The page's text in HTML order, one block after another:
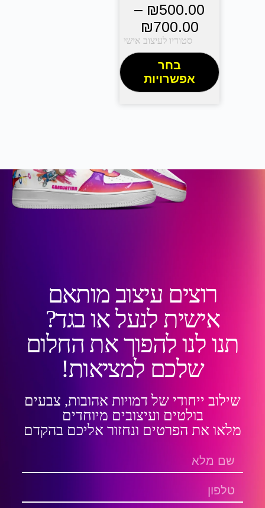
₪500.00
–
₪700.00
סטודיו לעיצוב אישי
בחר
אפשרויות
רוצים עיצוב מותאם
אישית לנעל או בגד?
תנו לנו להפוך את החלום
שלכם למציאות!
שילוב ייחודי של דמויות אהובות, צבעים
בולטים ועיצובים מיוחדים
מלאו את הפרטים ונחזור אליכם בהקדם